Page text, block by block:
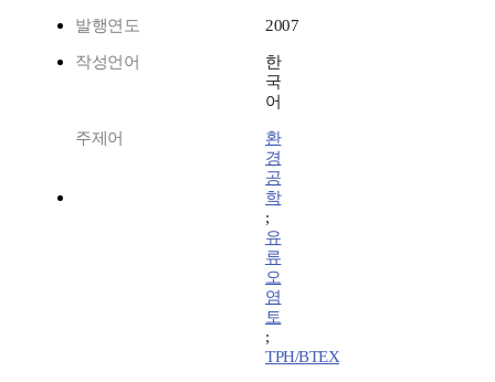
발행연도 2007
작성언어
한
국
어
주제어
환
경
공
학
;
유
류
오
염
토
;
TPH/BTEX